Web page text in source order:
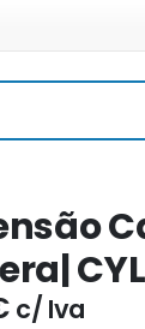
c/ Iva